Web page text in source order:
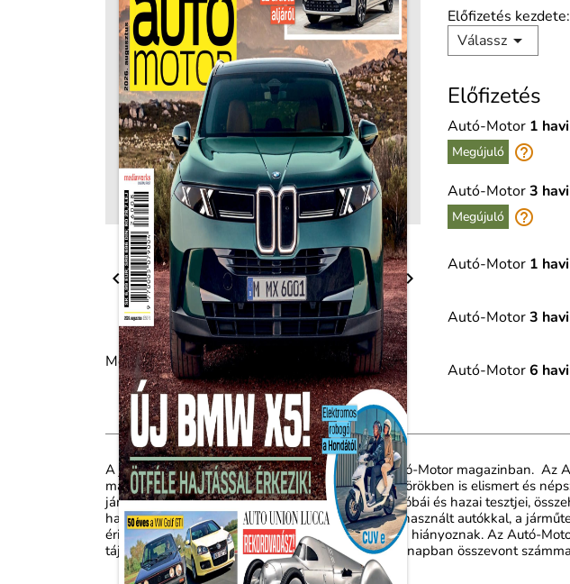
 
Megosztás:
Előfizetés kezdete:
Válassz
Előfizetés
Autó-Motor 1 havi
Megújuló help_outline
Autó-Motor3 havi
Megújuló help_outline
Autó-Motor 1 havi
Autó-Motor3 havi
Autó-Motor6 havi
A járműpiac aktualitásai a havonta megjelenő Autó-Motor magazinban.
magazinja, hitelessége, témaválasztása szakmai körökben is elismert és
járműújdonságok, a modellek bemutatói, menetpróbái és hazai tesztjei,
haszongépjárművekig. A lapból természetesen a használt autókkal, a
érintő közérdekű témákkal foglalkozó rovatok sem hiányoznak. Az Autó-
tájékoztatást kapnak. Évente 10 alkalommal, 2 hónapban összevont